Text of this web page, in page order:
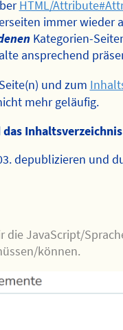
HTML/
immer wieder
Kategorien-
ansprechend
und zum
mehr geläufig.
depublizieren und
JavaScript/
können.